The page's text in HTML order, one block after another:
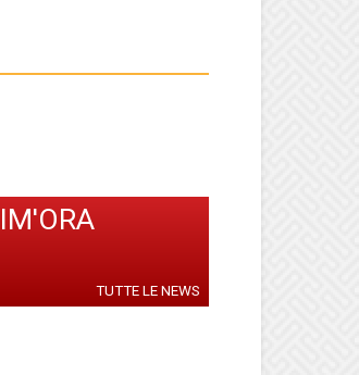
TUTTE LE NEWS